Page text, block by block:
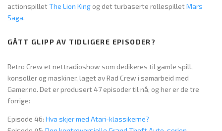
actionspilletThe Lion Kingog det turbaserte rollespilletMars
Saga.
GÅTT GLIPP AV TIDLIGERE EPISODER?
Retro Crew et nettradioshow som dedikeres til gamle spill,
konsoller og maskiner, laget av Rad Crew i samarbeid med
Gamer.no. Det er produsert 47 episoder til nå, og her er de tre
forrige:
Episode 46: Hva skjer med Atari-klassikerne?